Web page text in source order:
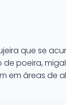
que se
poeira,
em áreas de